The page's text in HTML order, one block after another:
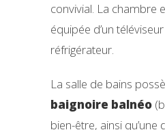
convivial. La chambre
équipée d’un téléviseur
réfrigérateur.
La salle de bains
baignoire balnéo
bien-être, ainsi qu’une